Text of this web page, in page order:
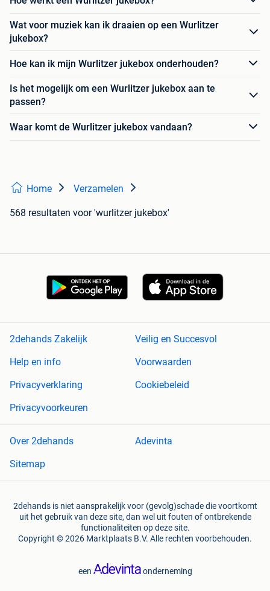
Wat voor muziek kan ik draaien op een Wurlitzer
jukebox?
Hoe kan ik mijn Wurlitzer jukebox onderhouden?
Is het mogelijk om een Wurlitzer jukebox aan te
passen?
Waar komt de Wurlitzer jukebox vandaan?
Home Verzamelen
568 resultaten voor 'wurlitzer jukebox'
2dehands Zakelijk
Veilig en Succesvol
Help en info
Voorwaarden
Privacyverklaring
Cookiebeleid
Privacyvoorkeuren
Over 2dehands
Adevinta
Sitemap
2dehands is niet aansprakelijk voor (gevolg)schade die voortkomt
uit het gebruik van deze site, dan wel uit fouten of ontbrekende
functionaliteiten op deze site.
Copyright © 2026 Marktplaats B.V. Alle rechten voorbehouden.
een onderneming